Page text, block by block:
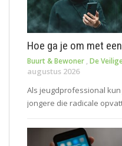
Hoe ga je om met
Buurt & Bewoner , De
augustus 2026
Als jeugdprofessional
jongere die radicale